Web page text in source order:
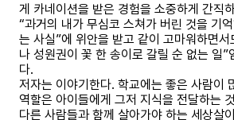
게 카네이션을 받은 경험을 소중하게 간직
“과거의 내가 무심코 스쳐가 버린 것을 기
는 사실”에 위안을 받고 같이 고마워하면서
나 성원권이 꽃 한 송이로 갈릴 순 없는 일”
다.
저자는 이야기한다. 학교에는 좋은 사람이
역할은 아이들에게 그저 지식을 전달하는
다른 사람들과 함께 살아가야 하는 세상살